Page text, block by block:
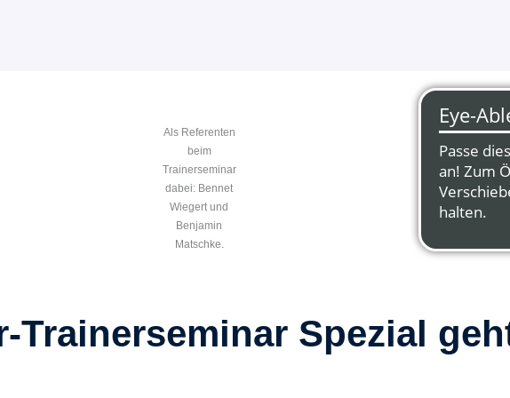
Als Referenten
beim
Trainerseminar
dabei: Bennet
Wiegert und
Benjamin
Matschke.
Trainerseminar Spezial